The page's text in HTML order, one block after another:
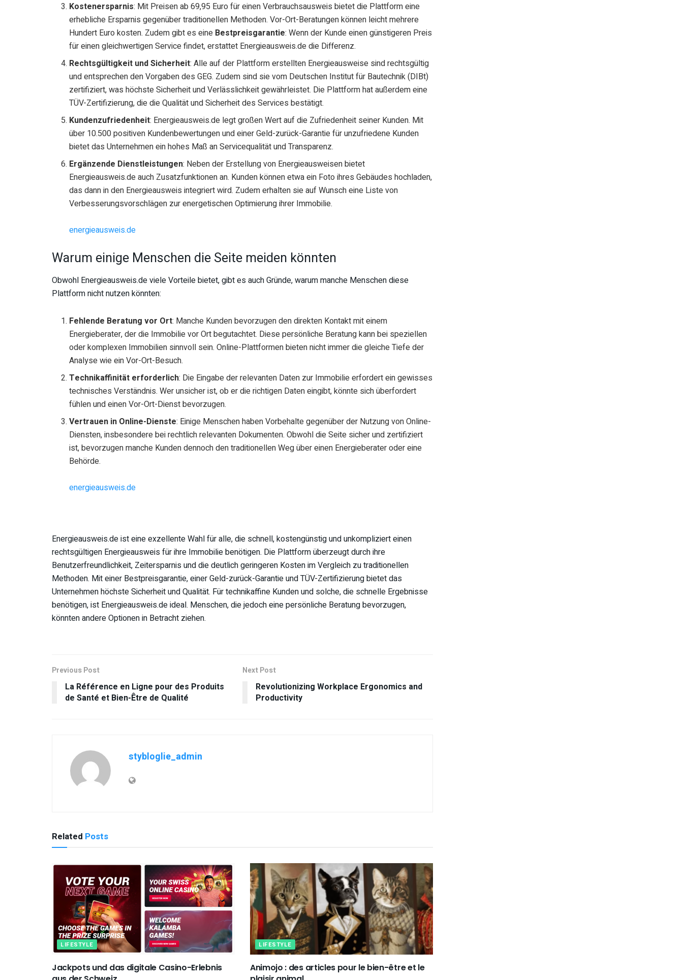
Kostenersparnis: Mit Preisen ab 69,95 Euro für einen Verbrauchsausweis bietet die Plattform eine
erhebliche Ersparnis gegenüber traditionellen Methoden. Vor-Ort-Beratungen können leicht mehrere
Hundert Euro kosten. Zudem gibt es eine Bestpreisgarantie: Wenn der Kunde einen günstigeren Preis
für einen gleichwertigen Service findet, erstattet Energieausweis.de die Differenz.
Rechtsgültigkeit und Sicherheit: Alle auf der Plattform erstellten Energieausweise sind rechtsgültig
und entsprechen den Vorgaben des GEG. Zudem sind sie vom Deutschen Institut für Bautechnik (DIBt)
zertifiziert, was höchste Sicherheit und Verlässlichkeit gewährleistet. Die Plattform hat außerdem eine
TÜV-Zertifizierung, die die Qualität und Sicherheit des Services bestätigt.
Kundenzufriedenheit: Energieausweis.de legt großen Wert auf die Zufriedenheit seiner Kunden. Mit
über 10.500 positiven Kundenbewertungen und einer Geld-zurück-Garantie für unzufriedene Kunden
bietet das Unternehmen ein hohes Maß an Servicequalität und Transparenz.
Ergänzende Dienstleistungen: Neben der Erstellung von Energieausweisen bietet
Energieausweis.de auch Zusatzfunktionen an. Kunden können etwa ein Foto ihres Gebäudes hochladen,
das dann in den Energieausweis integriert wird. Zudem erhalten sie auf Wunsch eine Liste von
Verbesserungsvorschlägen zur energetischen Optimierung ihrer Immobilie.
energieausweis.de
Warum einige Menschen die Seite meiden könnten
Obwohl Energieausweis.de viele Vorteile bietet, gibt es auch Gründe, warum manche Menschen diese
Plattform nicht nutzen könnten:
Fehlende Beratung vor Ort: Manche Kunden bevorzugen den direkten Kontakt mit einem
Energieberater, der die Immobilie vor Ort begutachtet. Diese persönliche Beratung kann bei speziellen
oder komplexen Immobilien sinnvoll sein. Online-Plattformen bieten nicht immer die gleiche Tiefe der
Analyse wie ein Vor-Ort-Besuch.
Technikaffinität erforderlich: Die Eingabe der relevanten Daten zur Immobilie erfordert ein gewisses
technisches Verständnis. Wer unsicher ist, ob er die richtigen Daten eingibt, könnte sich überfordert
fühlen und einen Vor-Ort-Dienst bevorzugen.
Vertrauen in Online-Dienste: Einige Menschen haben Vorbehalte gegenüber der Nutzung von Online-
Diensten, insbesondere bei rechtlich relevanten Dokumenten. Obwohl die Seite sicher und zertifiziert
ist, bevorzugen manche Kunden dennoch den traditionellen Weg über einen Energieberater oder eine
Behörde.
energieausweis.de
Energieausweis.de ist eine exzellente Wahl für alle, die schnell, kostengünstig und unkompliziert einen
rechtsgültigen Energieausweis für ihre Immobilie benötigen. Die Plattform überzeugt durch ihre
Benutzerfreundlichkeit, Zeitersparnis und die deutlich geringeren Kosten im Vergleich zu traditionellen
Methoden. Mit einer Bestpreisgarantie, einer Geld-zurück-Garantie und TÜV-Zertifizierung bietet das
Unternehmen höchste Sicherheit und Qualität. Für technikaffine Kunden und solche, die schnelle Ergebnisse
benötigen, ist Energieausweis.de ideal. Menschen, die jedoch eine persönliche Beratung bevorzugen,
könnten andere Optionen in Betracht ziehen.
Previous Post
La Référence en Ligne pour des Produits
de Santé et Bien-Être de Qualité
Next Post
Revolutionizing Workplace Ergonomics and
Productivity
stybloglie_admin
Related Posts
LIFESTYLE
Jackpots und das digitale Casino-Erlebnis
LIFESTYLE
Animojo : des articles pour le bien-être et le